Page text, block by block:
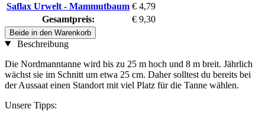
Saflax Urwelt - Mammutbaum € 4,79
Gesamtpreis:
€ 9,30
Beide in den Warenkorb
Beschreibung
Die Nordmanntanne wird bis zu 25 m hoch und 8 m breit. Jährlich
wächst sie im Schnitt um etwa 25 cm. Daher solltest du bereits bei
der Aussaat einen Standort mit viel Platz für die Tanne wählen.
Unsere Tipps: